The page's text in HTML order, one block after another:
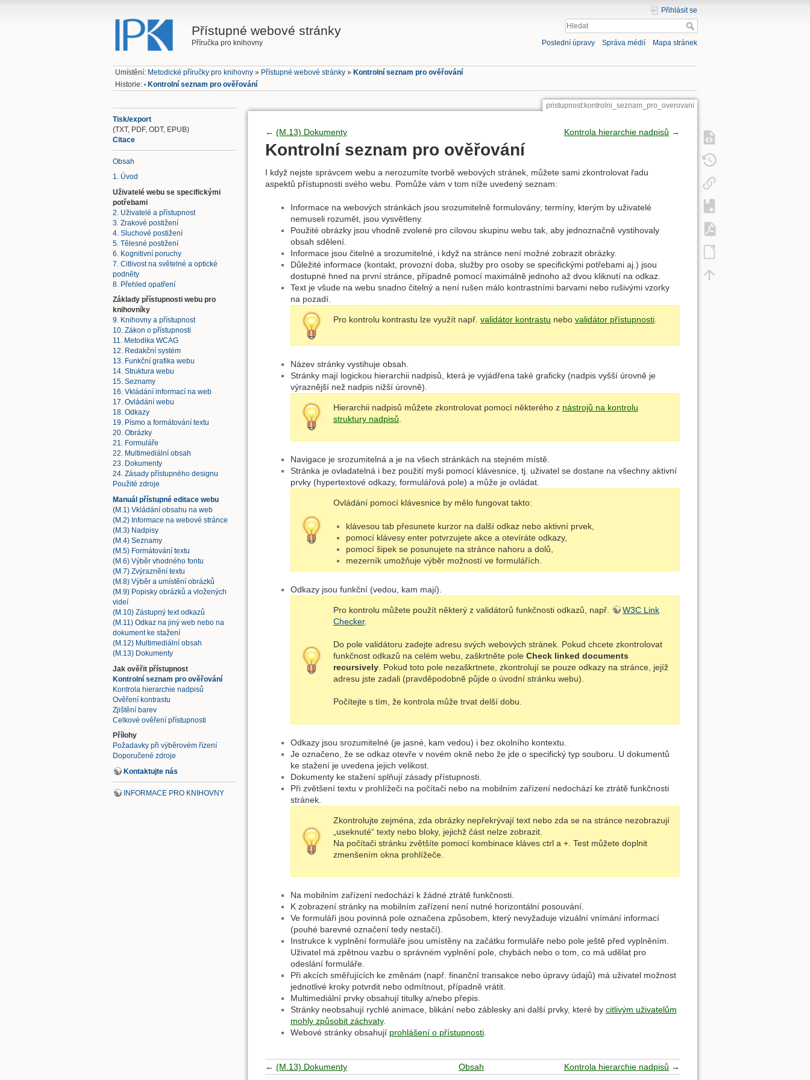
Přístupné webové stránky
Příručka pro knihovny
Přihlásit se
Poslední úpravy Správa médií Mapa stránek
Umístění: Metodické příručky pro knihovny » Přístupné webové stránky » Kontrolní seznam pro ověřování
Historie: • Kontrolní seznam pro ověřování
Tisk/export
(TXT, PDF, ODT, EPUB)
Citace
Obsah
1. Úvod
Uživatelé webu se specifickými
potřebami
2. Uživatelé a přístupnost
3. Zrakové postižení
4. Sluchové postižení
5. Tělesné postižení
6. Kognitivní poruchy
7. Citlivost na světelné a optické
podněty
8. Přehled opatření
Základy přístupnosti webu pro
knihovníky
9. Knihovny a přístupnost
10. Zákon o přístupnosti
11. Metodika WCAG
12. Redakční systém
13. Funkční grafika webu
14. Struktura webu
15. Seznamy
16. Vkládání informací na web
17. Ovládání webu
18. Odkazy
19. Písmo a formátování textu
20. Obrázky
21. Formuláře
22. Multimediální obsah
23. Dokumenty
24. Zásady přístupného designu
Použité zdroje
Manuál přístupné editace webu
(M.1) Vkládání obsahu na web
(M.2) Informace na webové stránce
(M.3) Nadpisy
(M.4) Seznamy
(M.5) Formátování textu
(M.6) Výběr vhodného fontu
(M.7) Zvýraznění textu
(M.8) Výběr a umístění obrázků
(M.9) Popisky obrázků a vložených
videí
(M.10) Zástupný text odkazů
(M.11) Odkaz na jiný web nebo na
dokument ke stažení
(M.12) Multimediální obsah
(M.13) Dokumenty
Jak ověřit přístupnost
Kontrolní seznam pro ověřování
Kontrola hierarchie nadpisů
Ověření kontrastu
Zjištění barev
Celkové ověření přístupnosti
Přílohy
Požadavky při výběrovém řízení
Doporučené zdroje
Kontaktujte nás
INFORMACE PRO KNIHOVNY
pristupnost:kontrolni_seznam_pro_overovani
← (M.13) Dokumenty Kontrola hierarchie nadpisů →
Kontrolní seznam pro ověřování
I když nejste správcem webu a nerozumíte tvorbě webových stránek, můžete sami zkontrolovat řadu
aspektů přístupnosti svého webu. Pomůže vám v tom níže uvedený seznam:
Informace na webových stránkách jsou srozumitelně formulovány; termíny, kterým by uživatelé
nemuseli rozumět, jsou vysvětleny.
Použité obrázky jsou vhodně zvolené pro cílovou skupinu webu tak, aby jednoznačně vystihovaly
obsah sdělení.
Informace jsou čitelné a srozumitelné, i když na stránce není možné zobrazit obrázky.
Důležité informace (kontakt, provozní doba, služby pro osoby se specifickými potřebami aj.) jsou
dostupné hned na první stránce, případně pomocí maximálně jednoho až dvou kliknutí na odkaz.
Text je všude na webu snadno čitelný a není rušen málo kontrastními barvami nebo rušivými vzorky
na pozadí.
Pro kontrolu kontrastu lze využít např. validátor kontrastu nebo validátor přístupnosti
Název stránky vystihuje obsah.
Stránky mají logickou hierarchii nadpisů, která je vyjádřena také graficky (nadpis vyšší úrovně je
výraznější než nadpis nižší úrovně).
Hierarchii nadpisů můžete zkontrolovat pomocí některého z nástrojů na kontrolu
struktury nadpisů
Navigace je srozumitelná a je na všech stránkách na stejném místě.
Stránka je ovladatelná i bez použití myši pomocí klávesnice, tj. uživatel se dostane na všechny aktivní
prvky (hypertextové odkazy, formulářová pole) a může je ovládat.
Ovládání pomocí klávesnice by mělo fungovat takto:
klávesou tab přesunete kurzor na další odkaz nebo aktivní prvek,
pomocí klávesy enter potvrzujete akce a otevíráte odkazy,
pomocí šipek se posunujete na stránce nahoru a dolů,
mezerník umožňuje výběr možností ve formulářích.
Odkazy jsou funkční (vedou, kam mají).
Pro kontrolu můžete použít některý z validátorů funkčnosti odkazů, např.
W3C Link
Checker.
Do pole validátoru zadejte adresu svých webových stránek. Pokud chcete zkontrolovat
funkčnost odkazů na celém webu, zaškrtněte pole Check linked documents
recursively . Pokud toto pole nezaškrtnete, zkontrolují se pouze odkazy na stránce, jejíž
adresu jste zadali (pravděpodobně půjde o úvodní stránku webu).
Počítejte s tím, že kontrola může trvat delší dobu.
Odkazy jsou srozumitelné (je jasné, kam vedou) i bez okolního kontextu.
Je označeno, že se odkaz otevře v novém okně nebo že jde o specifický typ souboru. U dokumentů
ke stažení je uvedena jejich velikost.
Dokumenty ke stažení splňují zásady přístupnosti.
Při zvětšení textu v prohlížeči na počítači nebo na mobilním zařízení nedochází ke ztrátě funkčnosti
stránek.
Zkontrolujte zejména, zda obrázky nepřekrývají text nebo zda se na stránce nezobrazují
„useknuté“ texty nebo bloky, jejichž část nelze zobrazit.
Na počítači stránku zvětšíte pomocí kombinace kláves ctrl a +. Test můžete doplnit
zmenšením okna prohlížeče.
Na mobilním zařízení nedochází k žádné ztrátě funkčnosti.
K zobrazení stránky na mobilním zařízení není nutné horizontální posouvání.
Ve formuláři jsou povinná pole označena způsobem, který nevyžaduje vizuální vnímání informací
(pouhé barevné označení tedy nestačí).
Instrukce k vyplnění formuláře jsou umístěny na začátku formuláře nebo pole ještě před vyplněním.
Uživatel má zpětnou vazbu o správném vyplnění pole, chybách nebo o tom, co má udělat pro
odeslání formuláře.
Při akcích směřujících ke změnám (např. finanční transakce nebo úpravy údajů) má uživatel možnost
jednotlivé kroky potvrdit nebo odmítnout, případně vrátit.
Multimediální prvky obsahují titulky a/nebo přepis.
Stránky neobsahují rychlé animace, blikání nebo záblesky ani další prvky, které by citlivým uživatelům
mohly způsobit záchvaty.
Webové stránky obsahují prohlášení o přístupnosti.
← (M.13) Dokumenty Obsah Kontrola hierarchie nadpisů →